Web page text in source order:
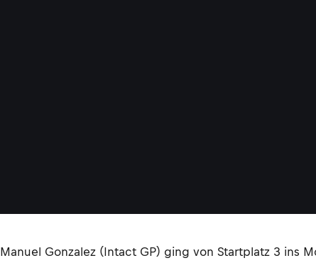
Manuel Gonzalez (Intact GP) ging von Startplatz 3 ins